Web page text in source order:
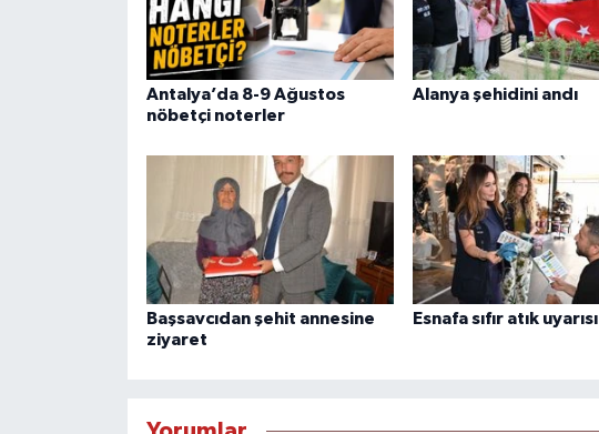
Antalya’da 8-9 Ağustos
nöbetçi noterler
Alanya şehidini andı
Başsavcıdan şehit annesine
ziyaret
Esnafa sıfır atık uyarısı